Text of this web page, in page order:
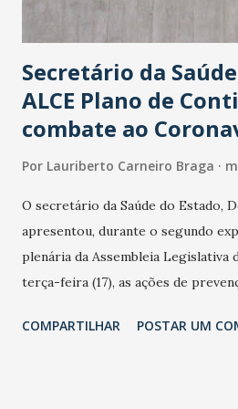
Secretário da
ALCE Plano de
combate ao
Por Lauriberto Carneiro Braga
O secretário da Saúde do Estado,
apresentou, durante o segundo
plenária da Assembleia Legislativa
terça-feira (17), as ações de
adotadas pelo Governo do Estado
COMPARTILHAR POSTAR UM